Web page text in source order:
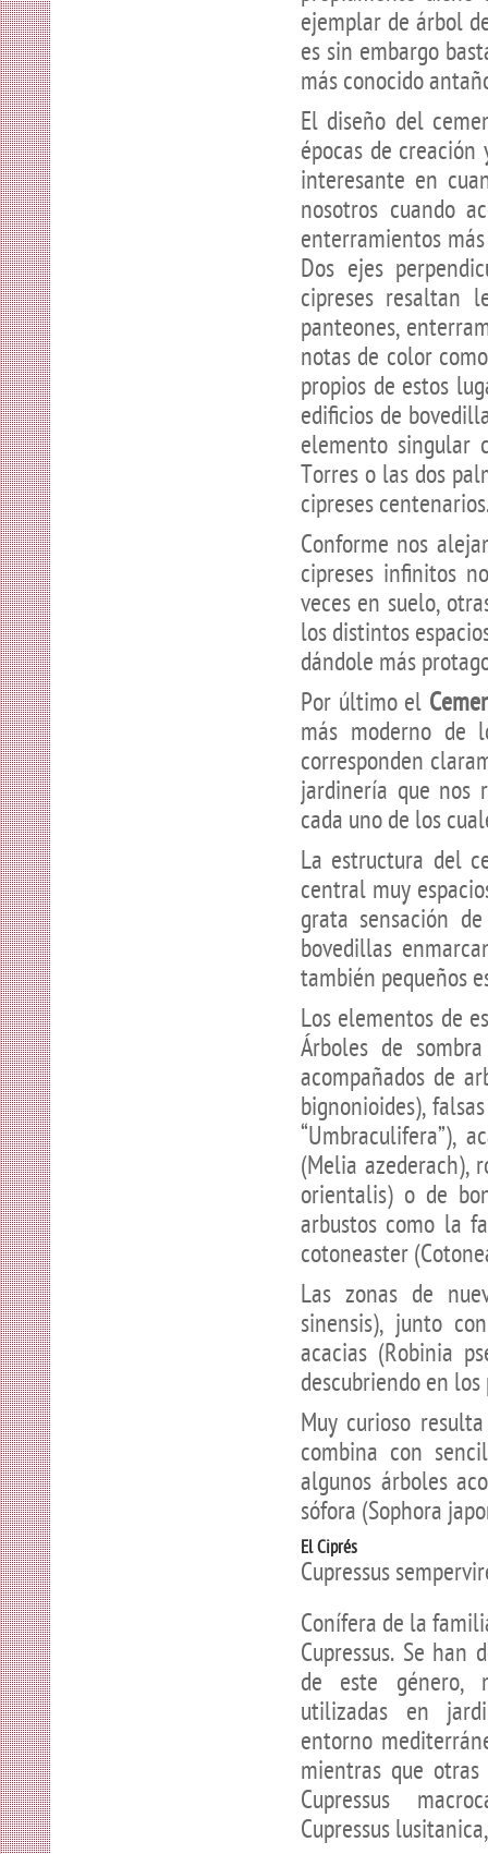
ejemplar de árbol
es sin embargo
más conocido
El diseño del
épocas de
interesante en
nosotros cuando
enterramientos
Dos ejes
cipreses resaltan
panteones,
notas de color
propios de estos
edificios de
elemento singular
Torres o las dos
cipreses
Conforme nos
cipreses infinitos
veces en suelo,
los distintos
dándole más
Por último el
más moderno de
corresponden
jardinería que nos
cada uno de los
La estructura del
central muy
grata sensación
bovedillas
también pequeños
Los elementos de
Árboles de
acompañados de
bignonioides),
“Umbraculifera”),
(Melia azederach),
orientalis) o de
arbustos como la
cotoneaster
Las zonas de
sinensis), junto
acacias (Robinia
descubriendo en
Muy curioso
combina con
algunos árboles
sófora (Sophora
El Ciprés
Cupressus
Conífera de la
Cupressus. Se han
de este género,
utilizadas en
entorno
mientras que
Cupressus
Cupressus